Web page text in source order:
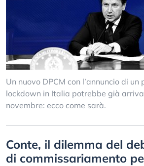
Un nuovo DPCM con l’annuncio di un
lockdown in Italia potrebbe già
novembre: ecco come sarà.
Conte, il dilemma del
di commissariamento